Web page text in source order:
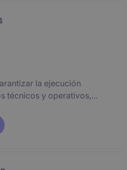
la ejecución
técnicos y operativos,
de servicio
de recursos.